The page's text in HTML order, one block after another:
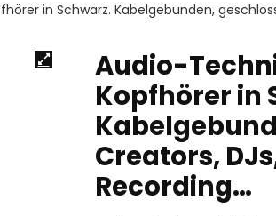
in Schwarz. Kabelgebunden,
Audio-
Kopfhörer in
Creators,
Recording…